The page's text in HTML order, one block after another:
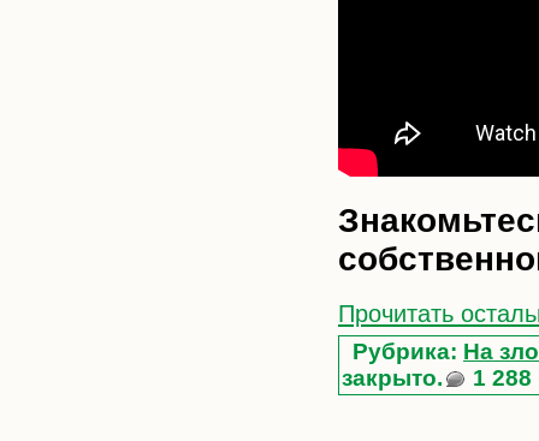
Прочитать
Рубрика: На
закрыто.
1